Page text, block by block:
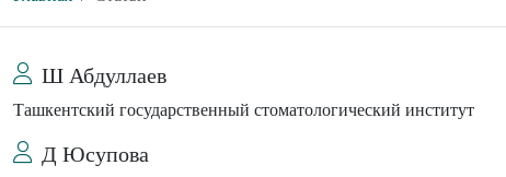
Ш Абдуллаев
Ташкентский государственный стоматологический институт
Д Юсупова